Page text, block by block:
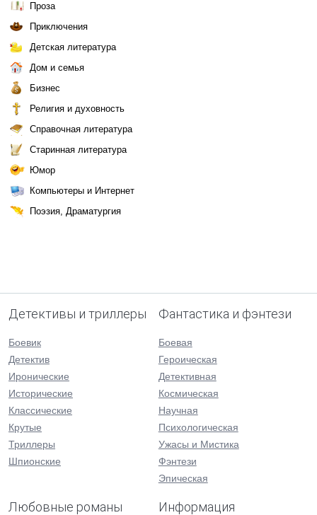
Проза
Приключения
Детская литература
Дом и семья
Бизнес
Религия и духовность
Справочная литература
Старинная литература
Юмор
Компьютеры и Интернет
Поэзия, Драматургия
Детективы и триллеры
Боевик
Детектив
Иронические
Исторические
Классические
Крутые
Триллеры
Шпионские
Фантастика и фэнтези
Боевая
Героическая
Детективная
Космическая
Научная
Психологическая
Ужасы и Мистика
Фэнтези
Эпическая
Любовные романы Информация